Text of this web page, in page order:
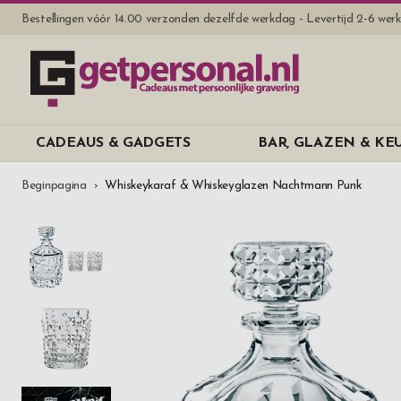
Bestellingen vóór 14.00 verzonden dezelfde werkdag - Levertijd 2-6
CADEAUS & GADGETS BAR, GLAZEN &
Beginpagina Whiskeykaraf & Whiskeyglazen Nachtmann Punk